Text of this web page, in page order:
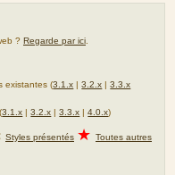
? Regarde par ici
existantes (3.1.x |3.2.x |3.3.x
3.1.x |3.2.x |3.3.x |4.0.x)
Styles présentés ★ Toutes autres